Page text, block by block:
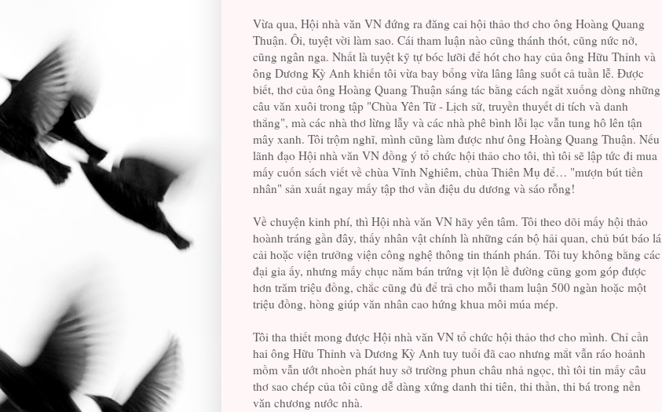
Vừa qua, Hội nhà văn VN đứng ra đăng cai hội thảo thơ cho ông Hoàng Quang
Thuận. Ôi, tuyệt vời làm sao. Cái tham luận nào cũng thánh thót, cũng nức nở,
cũng ngân nga. Nhất là tuyệt kỹ tự bóc lưỡi để hót cho hay của ông Hữu Thỉnh và
ông Dương Kỳ Anh khiến tôi vừa bay bổng vừa lâng lâng suốt cả tuần lễ. Được
biết, thơ của ông Hoàng Quang Thuận sáng tác bằng cách ngắt xuống dòng những
câu văn xuôi trong tập "Chùa Yên Tử - Lịch sử, truyền thuyết di tích và danh
thắng", mà các nhà thơ lừng lẫy và các nhà phê bình lỗi lạc vẫn tung hô lên tận
mây xanh. Tôi trộm nghĩ, mình cũng làm được như ông Hoàng Quang Thuận. Nếu
lãnh đạo Hội nhà văn VN đồng ý tổ chức hội thảo cho tôi, thì tôi sẽ lập tức đi mua
mấy cuốn sách viết về chùa Vĩnh Nghiêm, chùa Thiên Mụ để… "mượn bút tiền
nhân" sản xuất ngay mấy tập thơ vần điệu du dương và sáo rỗng!
Về chuyện kinh phí, thì Hội nhà văn VN hãy yên tâm. Tôi theo dõi mấy hội thảo
hoành tráng gần đây, thấy nhân vật chính là những cán bộ hải quan, chủ bút báo lá
cải hoặc viện trưởng viện công nghệ thông tin thánh phán. Tôi tuy không bằng các
đại gia ấy, nhưng mấy chục năm bán trứng vịt lộn lề đường cũng gom góp được
hơn trăm triệu đồng, chắc cũng đủ để trả cho mỗi tham luận 500 ngàn hoặc một
triệu đồng, hòng giúp văn nhân cao hứng khua môi múa mép.
Tôi tha thiết mong được Hội nhà văn VN tổ chức hội thảo thơ cho mình. Chỉ cần
hai ông Hữu Thỉnh và Dương Kỳ Anh tuy tuổi đã cao nhưng mắt vẫn ráo hoảnh
mồm vẫn ướt nhoèn phát huy sở trường phun châu nhả ngọc, thì tôi tin mấy câu
thơ sao chép của tôi cũng dễ dàng xứng danh thi tiên, thi thần, thi bá trong nền
văn chương nước nhà.